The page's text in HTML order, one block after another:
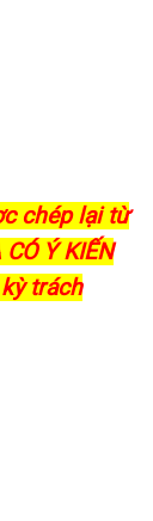
chép lại từ
Ý KIẾN
trách